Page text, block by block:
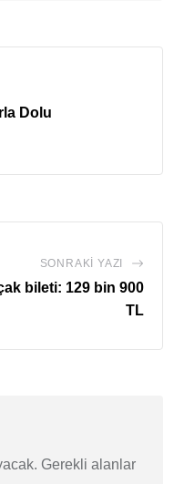
Dolu
SONRAKI YAZI
bileti: 129 bin 900
TL
Gerekli alanlar